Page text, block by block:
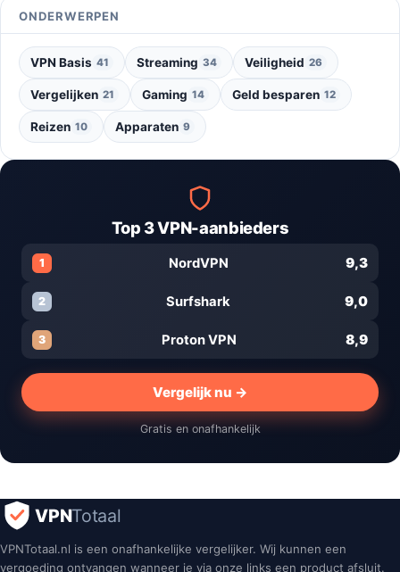
ONDERWERPEN
VPN Basis 41 Streaming 34 Veiligheid 26
Vergelijken 21 Gaming 14 Geld besparen 12
Reizen 10 Apparaten 9
Top 3 VPN-aanbieders
1 NordVPN 9,3
2 Surfshark 9,0
3 Proton VPN 8,9
Vergelijk nu →
Gratis en onafhankelijk
VPNTotaal
VPNTotaal.nl is een onafhankelijke vergelijker. Wij kunnen een
vergoeding ontvangen wanneer je via onze links een product afsluit.